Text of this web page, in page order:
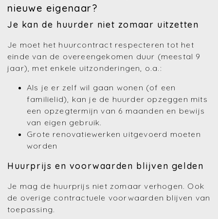
nieuwe eigenaar?
Je kan de huurder niet zomaar uitzetten
Je moet het huurcontract respecteren tot het
einde van de overeengekomen duur (meestal 9
jaar), met enkele uitzonderingen, o.a.:
Als je er zelf wil gaan wonen (of een
familielid), kan je de huurder opzeggen mits
een opzegtermijn van 6 maanden en bewijs
van eigen gebruik.
Grote renovatiewerken uitgevoerd moeten
worden
Huurprijs en voorwaarden blijven gelden
Je mag de huurprijs niet zomaar verhogen. Ook
de overige contractuele voorwaarden blijven van
toepassing.